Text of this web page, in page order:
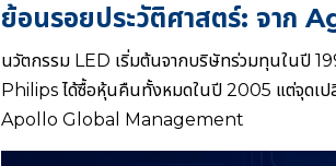
ย้อนรอยประวัติศาสตร์: จาก
นวัตกรรม LED เริ่มต้นจากบริษัทร่วมทุนในปี
Philips ได้ซื้อหุ้นคืนทั้งหมดในปี 2005 แต่จุดเ
Apollo Global Management